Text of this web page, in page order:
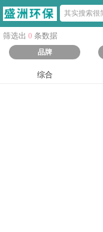
筛选出 0 条数据
品牌
综合